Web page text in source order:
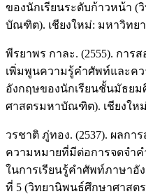
ของนักเรียนระดับก้าวหน้า
บัณฑิต). เชียงใหม่: มหาวิทยา
พีรยาพร กาละ. (2555). กา
เพิ่มพูนความรู้คำศัพท์และค
อังกฤษของนักเรียนชั้นมัธย
ศาสตรมหาบัณฑิต). เชียงให
วรชาติ ภู่ทอง. (2537). ผลก
ความหมายที่มีต่อการจดจำ
ในการเรียนรู้คำศัพท์ภาษาอั
ที่ 5 (วิทยานิพนธ์ศึกษาศาสต